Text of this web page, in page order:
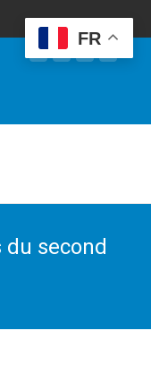
second
FR